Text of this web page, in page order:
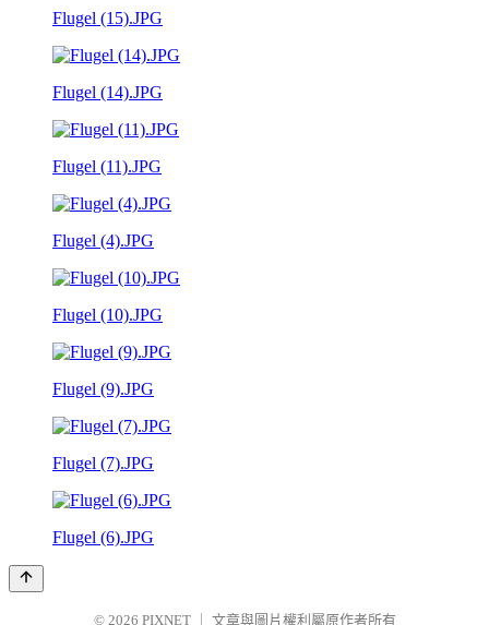
Flugel (15).JPG
Flugel (14).JPG
Flugel (11).JPG
Flugel (4).JPG
Flugel (10).JPG
Flugel (9).JPG
Flugel (7).JPG
Flugel (6).JPG
© 2026 PIXNET 文章與圖片權利屬原作者所有